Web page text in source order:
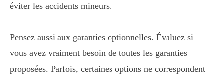
éviter les accidents mineurs.
Pensez aussi aux garanties optionnelles. Évaluez si
vous avez vraiment besoin de toutes les garanties
proposées. Parfois, certaines options ne correspondent